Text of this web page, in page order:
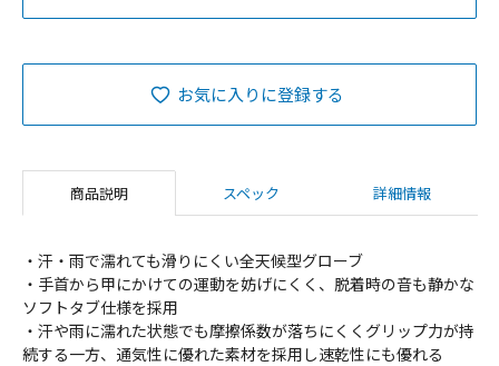
お気に入りに登録する
商品説明 スペック 詳細情報
・汗・雨で濡れても滑りにくい全天候型グローブ
・手首から甲にかけての運動を妨げにくく、脱着時の音も静かな
ソフトタブ仕様を採用
・汗や雨に濡れた状態でも摩擦係数が落ちにくくグリップ力が持
続する一方、通気性に優れた素材を採用し速乾性にも優れる